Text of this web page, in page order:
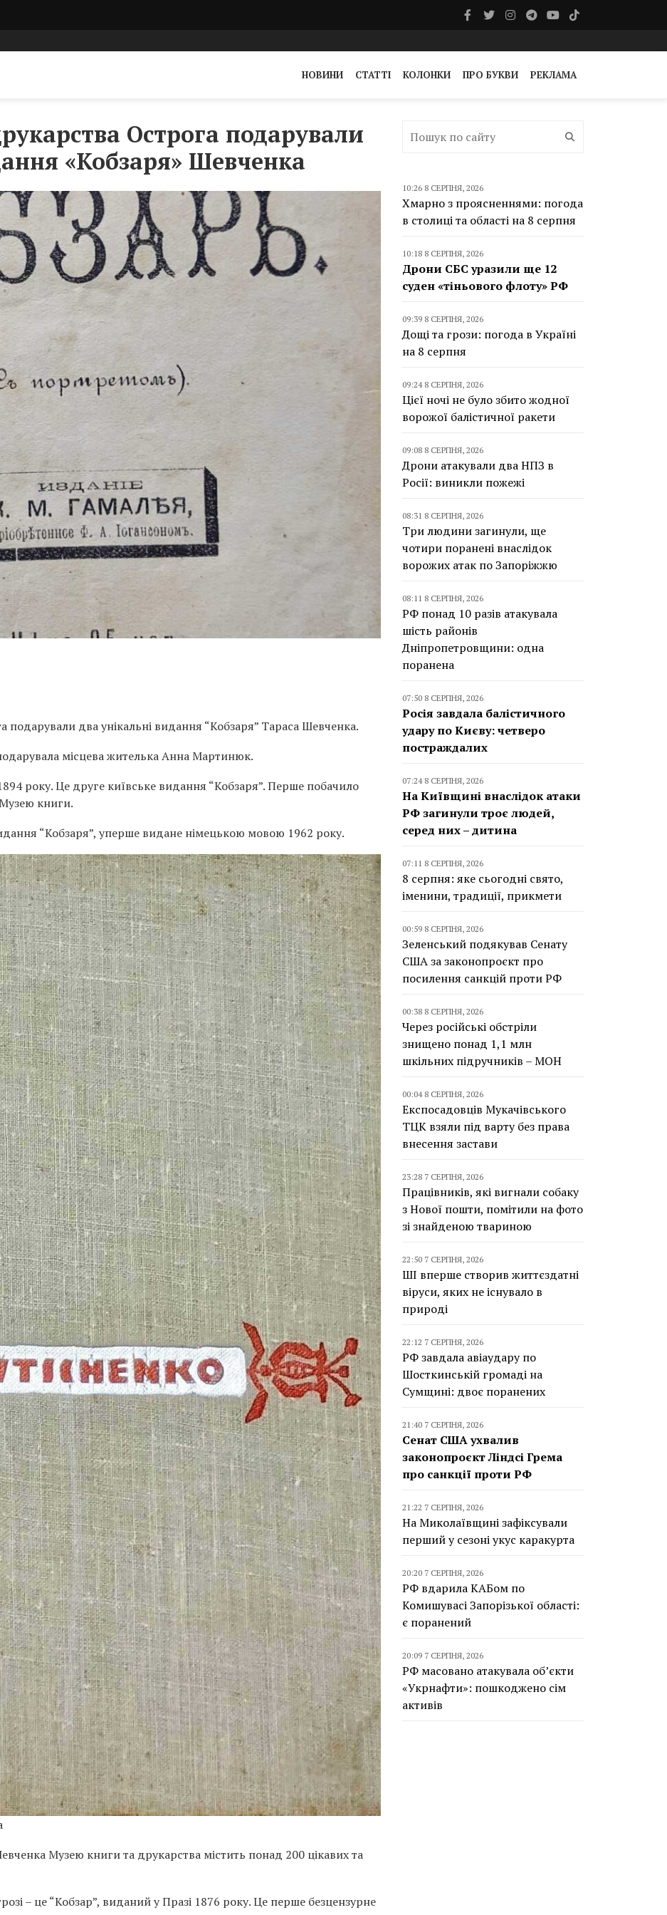
НОВИНИ СТАТТІ КОЛОНКИ ПРО БУКВИ РЕКЛАМА
Острога подарували
«Кобзаря» Шевченка
два унікальні видання “Кобзаря” Тараса Шевченка.
місцева жителька Анна Мартинюк.
року. Це друге київське видання “Кобзаря”. Перше побачило
Музею книги.
“Кобзаря”, уперше видане німецькою мовою 1962 року.
Музею книги та друкарства містить понад 200 цікавих та
– це “Кобзар”, виданий у Празі 1876 року. Це перше безцензурне
10:26 8 СЕРПНЯ, 2026
Хмарно з проясненнями: погода
в столиці та області на 8 серпня
10:18 8 СЕРПНЯ, 2026
Дрони СБС уразили ще 12
суден «тіньового флоту» РФ
09:39 8 СЕРПНЯ, 2026
Дощі та грози: погода в Україні
на 8 серпня
09:24 8 СЕРПНЯ, 2026
Цієї ночі не було збито жодної
ворожої балістичної ракети
09:08 8 СЕРПНЯ, 2026
Дрони атакували два НПЗ в
Росії: виникли пожежі
08:31 8 СЕРПНЯ, 2026
Три людини загинули, ще
чотири поранені внаслідок
ворожих атак по Запоріжжю
08:11 8 СЕРПНЯ, 2026
РФ понад 10 разів атакувала
шість районів
Дніпропетровщини: одна
поранена
07:50 8 СЕРПНЯ, 2026
Росія завдала балістичного
удару по Києву: четверо
постраждалих
07:24 8 СЕРПНЯ, 2026
На Київщині внаслідок атаки
РФ загинули троє людей,
серед них – дитина
07:11 8 СЕРПНЯ, 2026
8 серпня: яке сьогодні свято,
іменини, традиції, прикмети
00:59 8 СЕРПНЯ, 2026
Зеленський подякував Сенату
США за законопроєкт про
посилення санкцій проти РФ
00:38 8 СЕРПНЯ, 2026
Через російські обстріли
знищено понад 1,1 млн
шкільних підручників – МОН
00:04 8 СЕРПНЯ, 2026
Експосадовців Мукачівського
ТЦК взяли під варту без права
внесення застави
23:28 7 СЕРПНЯ, 2026
Працівників, які вигнали собаку
з Нової пошти, помітили на фото
зі знайденою твариною
22:50 7 СЕРПНЯ, 2026
ШІ вперше створив життєздатні
віруси, яких не існувало в
природі
22:12 7 СЕРПНЯ, 2026
РФ завдала авіаудару по
Шосткинській громаді на
Сумщині: двоє поранених
21:40 7 СЕРПНЯ, 2026
Сенат США ухвалив
законопроєкт Ліндсі Грема
про санкції проти РФ
21:22 7 СЕРПНЯ, 2026
На Миколаївщині зафіксували
перший у сезоні укус каракурта
20:20 7 СЕРПНЯ, 2026
РФ вдарила КАБом по
Комишувасі Запорізької області:
є поранений
20:09 7 СЕРПНЯ, 2026
РФ масовано атакувала об’єкти
«Укрнафти»: пошкоджено сім
активів